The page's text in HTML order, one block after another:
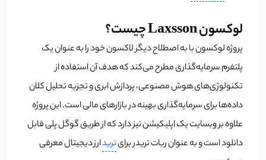
لوکسون Laxsson چیست؟
پروژه لوکسون با به اصطلاح دیگر لاکسون خود را به عنوان یک
پلتفرم سرمایه‌گذاری مطرح می‌کند که هدف آن استفاده از
تکنولوژی‌های هوش مصنوعی، پردازش ابری و تجزیه تحلیل کلان
داده‌ها برای سرمایه‌گذاری بهینه در بازارهای مالی است. این پروژه
علاوه بر وبسایت یک اپلیکیشن نیز دارد که از طریق گوگل پلی قابل
دانلود است و به عنوان ربات تریدر برایتریدارز دیجیتال معرفی